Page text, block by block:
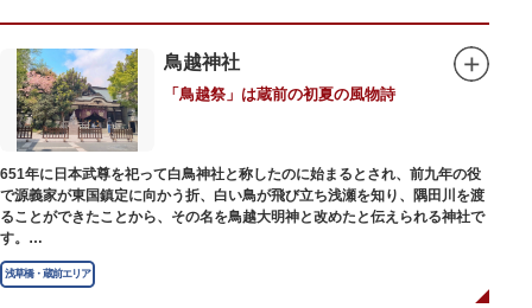
鳥越神社
「鳥越祭」は蔵前の初夏の風物詩
651年に日本武尊を祀って白鳥神社と称したのに始まるとされ、前九年の役
で源義家が東国鎮定に向かう折、白い鳥が飛び立ち浅瀬を知り、隅田川を渡
ることができたことから、その名を鳥越大明神と改めたと伝えられる神社で
す。
江戸時代までは三社の神社から成り、約2万坪の広大な敷地を所領していま
したが、天領からの米を収蔵する蔵や、大名屋敷などを建てるために没収さ
浅草橋・蔵前エリア